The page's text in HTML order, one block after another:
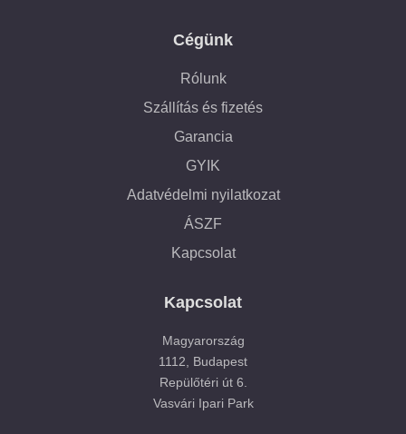
Cégünk
Rólunk
Szállítás és fizetés
Garancia
GYIK
Adatvédelmi nyilatkozat
ÁSZF
Kapcsolat
Kapcsolat
Magyarország
1112, Budapest
Repülőtéri út 6.
Vasvári Ipari Park